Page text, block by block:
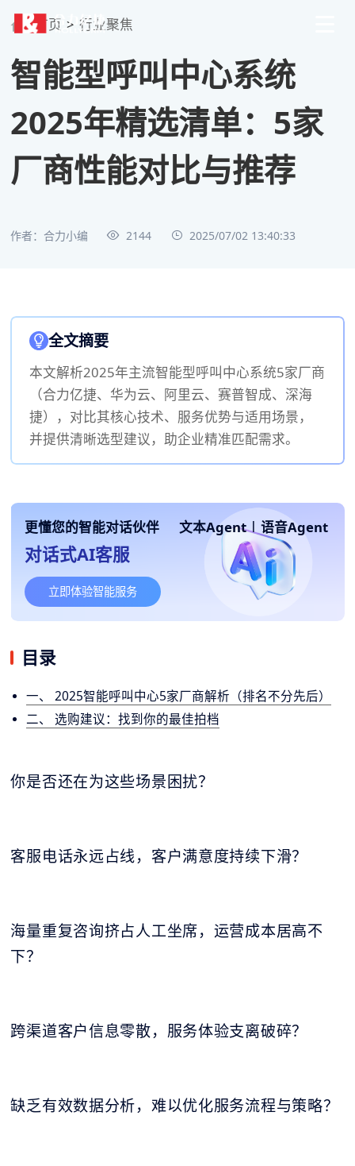
首页 > 行业聚焦
智能型呼叫中心系统
2025年精选清单：5家
厂商性能对比与推荐
作者：合力小编 2144 2025/07/02 13:40:33
全文摘要
本文解析2025年主流智能型呼叫中心系统5家厂商
（合力亿捷、华为云、阿里云、赛普智成、深海
捷），对比其核心技术、服务优势与适用场景，
并提供清晰选型建议，助企业精准匹配需求。
更懂您的智能对话伙伴 文本Agent | 语音Agent
对话式AI客服
立即体验智能服务
目录
一、 2025智能呼叫中心5家厂商解析（排名不分先后）
二、 选购建议：找到你的最佳拍档
你是否还在为这些场景困扰？
客服电话永远占线，客户满意度持续下滑？
海量重复咨询挤占人工坐席，运营成本居高不
下？
跨渠道客户信息零散，服务体验支离破碎？
缺乏有效数据分析，难以优化服务流程与策略？